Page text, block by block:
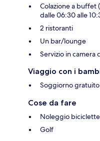
Colazione a buffet
dalle 06:30 alle
2 ristoranti
Un bar/lounge
Servizio in camera
Viaggio con i
Soggiorno
Cose da fare
Noleggio biciclette
Golf